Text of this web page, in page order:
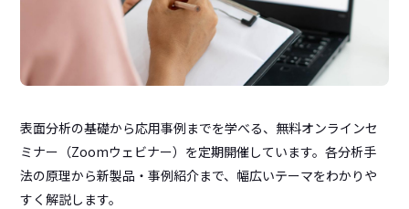
表面分析の基礎から応用事例までを学べる、無料オンラインセ
ミナー（Zoomウェビナー）を定期開催しています。各分析手
法の原理から新製品・事例紹介まで、幅広いテーマをわかりや
すく解説します。